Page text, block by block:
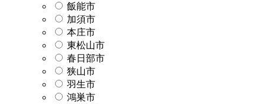
飯能市
加須市
本庄市
東松山市
春日部市
狭山市
羽生市
鴻巣市